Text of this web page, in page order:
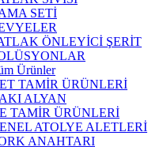
SETİ
ÖNLEYİCİ ŞERİT
Ürünler
TAMİR ÜRÜNLERİ
ALYAN
TAMİR ÜRÜNLERİ
ATOLYE ALETLERİ
ANAHTARI